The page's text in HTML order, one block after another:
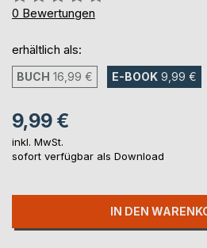
0%
0 Bewertungen
erhältlich als:
BUCH 16,99 € E-BOOK 9,99 €
9,99 €
inkl. MwSt.
sofort verfügbar als Download
IN DEN